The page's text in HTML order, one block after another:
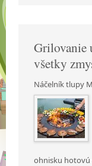
Grilovanie
všetky
Náčelník tlupy
ohnisku hotovú